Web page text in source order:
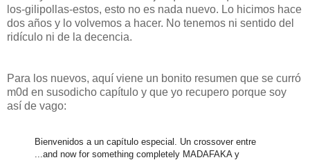
los-gilipollas-estos, esto no es nada nuevo. Lo hicimos hace
dos años y lo volvemos a hacer. No tenemos ni sentido del
ridículo ni de la decencia.
Para los nuevos, aquí viene un bonito resumen que se curró
m0d en susodicho capítulo y que yo recupero porque soy
así de vago:
Bienvenidos a un capítulo especial. Un crossover entre
...and now for something completely MADAFAKA y